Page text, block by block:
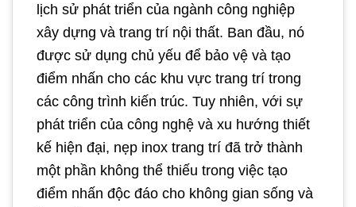
lịch sử phát triển của ngành công nghiệp
xây dựng và trang trí nội thất. Ban đầu, nó
được sử dụng chủ yếu để bảo vệ và tạo
điểm nhấn cho các khu vực trang trí trong
các công trình kiến trúc. Tuy nhiên, với sự
phát triển của công nghệ và xu hướng thiết
kế hiện đại, nẹp inox trang trí đã trở thành
một phần không thể thiếu trong việc tạo
điểm nhấn độc đáo cho không gian sống và